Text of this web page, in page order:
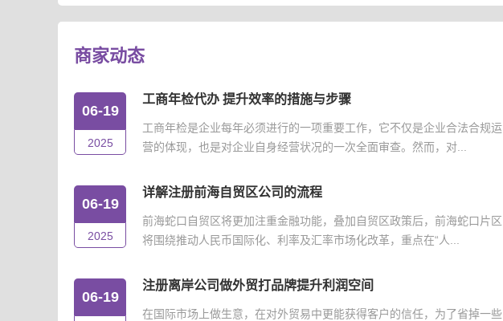
商家动态
06-19
2025
工商年检代办 提升效率的措施与步骤
工商年检是企业每年必须进行的一项重要工作，它不仅是企业合法合规运
营的体现，也是对企业自身经营状况的一次全面审查。然而，对...
06-19
2025
详解注册前海自贸区公司的流程
前海蛇口自贸区将更加注重金融功能，叠加自贸区政策后，前海蛇口片区
将围绕推动人民币国际化、利率及汇率市场化改革，重点在“人...
06-19
注册离岸公司做外贸打品牌提升利润空间
在国际市场上做生意，在对外贸易中更能获得客户的信任，为了省掉一些